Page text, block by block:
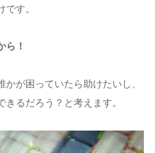
です。
ら！
かが困っていたら助けたいし、
きるだろう？と考えます。